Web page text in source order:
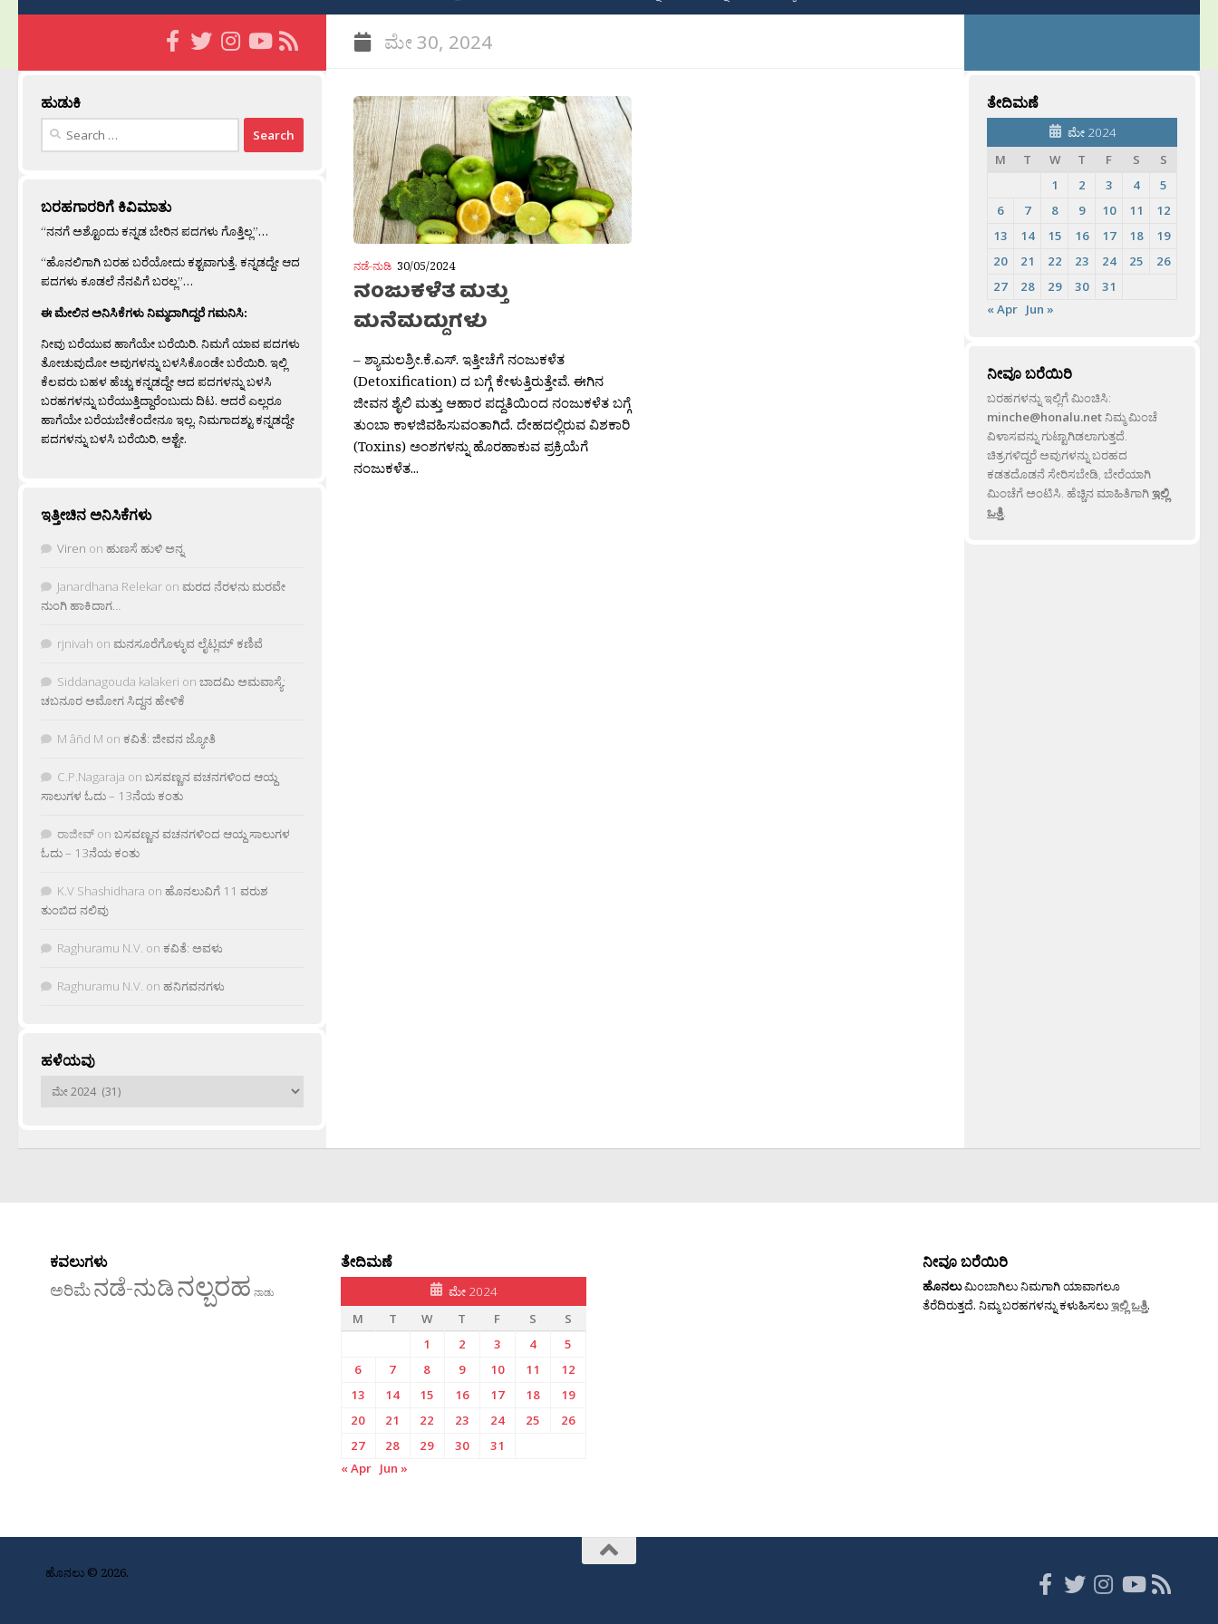
ಮೇ 30, 2024
ನಡೆ-ನುಡಿ 30/05/2024
ನಂಜುಕಳೆತ ಮತ್ತು
ಮನೆಮದ್ದುಗಳು
– ಶ್ಯಾಮಲಶ್ರೀ.ಕೆ.ಎಸ್. ಇತ್ತೀಚೆಗೆ ನಂಜುಕಳೆತ
(Detoxification) ದ ಬಗ್ಗೆ ಕೇಳುತ್ತಿರುತ್ತೇವೆ. ಈಗಿನ
ಜೀವನ ಶೈಲಿ ಮತ್ತು ಆಹಾರ ಪದ್ದತಿಯಿಂದ ನಂಜುಕಳೆತ ಬಗ್ಗೆ
ತುಂಬಾ ಕಾಳಜಿವಹಿಸುವಂತಾಗಿದೆ. ದೇಹದಲ್ಲಿರುವ ವಿಶಕಾರಿ
(Toxins) ಅಂಶಗಳನ್ನು ಹೊರಹಾಕುವ ಪ್ರಕ್ರಿಯೆಗೆ
ನಂಜುಕಳೆತ...
ಹುಡುಕಿ
Search
ಬರಹಗಾರರಿಗೆ ಕಿವಿಮಾತು
“ನನಗೆ ಅಶ್ಟೊಂದು ಕನ್ನಡ ಬೇರಿನ ಪದಗಳು ಗೊತ್ತಿಲ್ಲ”…
“ಹೊನಲಿಗಾಗಿ ಬರಹ ಬರೆಯೋದು ಕಶ್ಟವಾಗುತ್ತೆ. ಕನ್ನಡದ್ದೇ ಆದ
ಪದಗಳು ಕೂಡಲೆ ನೆನಪಿಗೆ ಬರಲ್ಲ”…
ಈ ಮೇಲಿನ ಅನಿಸಿಕೆಗಳು ನಿಮ್ಮದಾಗಿದ್ದರೆ ಗಮನಿಸಿ:
ನೀವು ಬರೆಯುವ ಹಾಗೆಯೇ ಬರೆಯಿರಿ. ನಿಮಗೆ ಯಾವ ಪದಗಳು
ತೋಚುವುದೋ ಅವುಗಳನ್ನು ಬಳಸಿಕೊಂಡೇ ಬರೆಯಿರಿ. ಇಲ್ಲಿ
ಕೆಲವರು ಬಹಳ ಹೆಚ್ಚು ಕನ್ನಡದ್ದೇ ಆದ ಪದಗಳನ್ನು ಬಳಸಿ
ಬರಹಗಳನ್ನು ಬರೆಯುತ್ತಿದ್ದಾರೆಂಬುದು ದಿಟ. ಆದರೆ ಎಲ್ಲರೂ
ಹಾಗೆಯೇ ಬರೆಯಬೇಕೆಂದೇನೂ ಇಲ್ಲ. ನಿಮಗಾದಶ್ಟು ಕನ್ನಡದ್ದೇ
ಪದಗಳನ್ನು ಬಳಸಿ ಬರೆಯಿರಿ, ಅಶ್ಟೇ.
ಇತ್ತೀಚಿನ ಅನಿಸಿಕೆಗಳು
Viren on ಹುಣಸೆ ಹುಳಿ ಅನ್ನ
Janardhana Relekar on ಮರದ ನೆರಳನು ಮರವೇ
ನುಂಗಿ ಹಾಕಿದಾಗ…
rjnivah on ಮನಸೂರೆಗೊಳ್ಳುವ ಲೈಟ್ಲಮ್ ಕಣಿವೆ
Siddanagouda kalakeri on ಬಾದಮಿ ಅಮವಾಸ್ಯೆ:
ಚಬನೂರ ಅಮೋಗ ಸಿದ್ದನ ಹೇಳಿಕೆ
M âñd M on ಕವಿತೆ: ಜೀವನ ಜ್ಯೋತಿ
C.P.Nagaraja on ಬಸವಣ್ಣನ ವಚನಗಳಿಂದ ಆಯ್ದ
ಸಾಲುಗಳ ಓದು – 13ನೆಯ ಕಂತು
ರಾಜೀವ್ on ಬಸವಣ್ಣನ ವಚನಗಳಿಂದ ಆಯ್ದ ಸಾಲುಗಳ
ಓದು – 13ನೆಯ ಕಂತು
K.V Shashidhara on ಹೊನಲುವಿಗೆ 11 ವರುಶ
ತುಂಬಿದ ನಲಿವು
Raghuramu N.V. on ಕವಿತೆ: ಅವಳು
Raghuramu N.V. on ಹನಿಗವನಗಳು
ಹಳೆಯವು
ಹಳೆಯವು
ತೇದಿಮಣೆ
ಮೇ 2024
M
T W T F S
S
1
2 3 4
5
6
7 8 9 10 11
12
13
14 15 16 17 18
19
20
21 22 23 24 25
26
27
28 29 30
31
« Apr Jun »
ನೀವೂ ಬರೆಯಿರಿ
ಬರಹಗಳನ್ನು ಇಲ್ಲಿಗೆ ಮಿಂಚಿಸಿ:
minche@honalu.netನಿಮ್ಮ ಮಿಂಚೆ
ವಿಳಾಸವನ್ನು ಗುಟ್ಟಾಗಿಡಲಾಗುತ್ತದೆ.
ಚಿತ್ರಗಳಿದ್ದರೆ ಅವುಗಳನ್ನು ಬರಹದ
ಕಡತದೊಡನೆ ಸೇರಿಸಬೇಡಿ, ಬೇರೆಯಾಗಿ
ಮಿಂಚೆಗೆ ಅಂಟಿಸಿ. ಹೆಚ್ಚಿನ ಮಾಹಿತಿಗಾಗಿಇಲ್ಲಿ
ಒತ್ತಿ.
ಕವಲುಗಳು
ಅರಿಮೆನಡೆ-ನುಡಿನಲ್ಬರಹ ನಾಡು
ತೇದಿಮಣೆ
ಮೇ 2024
M
T W T F S
S
1
2 3 4
5
6
7 8 9 10 11
12
13
14 15 16 17 18
19
20
21 22 23 24 25
26
27
28 29 30
31
« Apr Jun »
ನೀವೂ ಬರೆಯಿರಿ
ಹೊನಲುಮಿಂಬಾಗಿಲು ನಿಮಗಾಗಿ ಯಾವಾಗಲೂ
ತೆರೆದಿರುತ್ತದೆ. ನಿಮ್ಮ ಬರಹಗಳನ್ನು ಕಳುಹಿಸಲುಇಲ್ಲಿ ಒತ್ತಿ.
ಹೊನಲು © 2026.